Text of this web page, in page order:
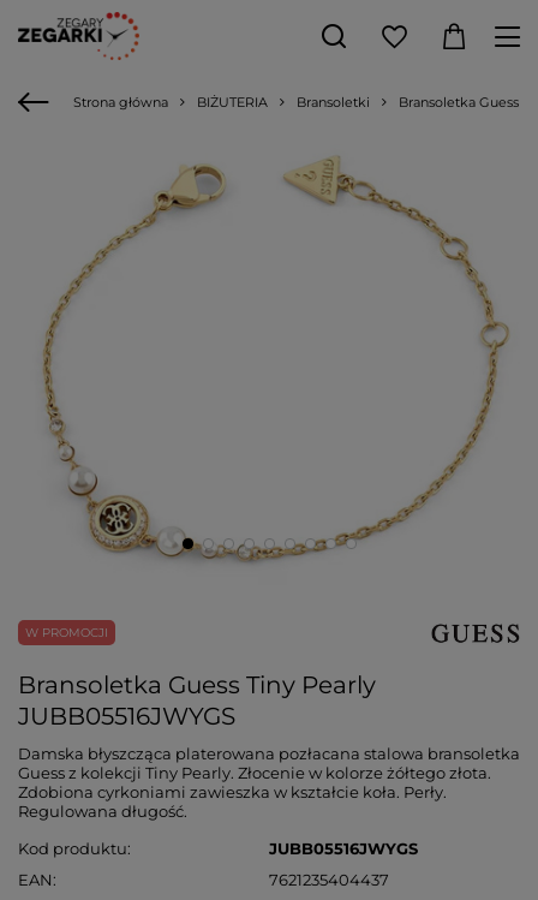
Strona główna BIŻUTERIA Bransoletki Bransoletka Guess
W PROMOCJI
Bransoletka Guess Tiny Pearly
JUBB05516JWYGS
Damska błyszcząca platerowana pozłacana stalowa bransoletka
Guess z kolekcji Tiny Pearly. Złocenie w kolorze żółtego złota.
Zdobiona cyrkoniami zawieszka w kształcie koła. Perły.
Regulowana długość.
Kod produktu
JUBB05516JWYGS
EAN
7621235404437